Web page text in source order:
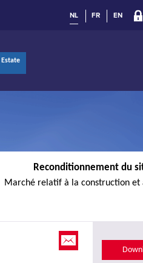
NL FR EN
Estate
Reconditionnement du
Marché relatif à la construction et